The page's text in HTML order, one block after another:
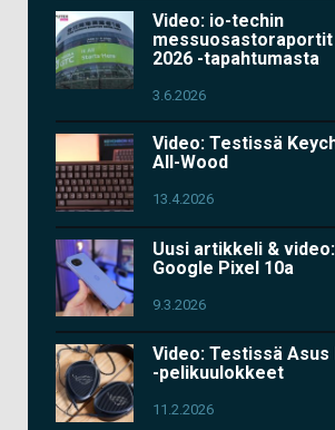
Video: io-techin
messuosastoraportit
2026 -tapahtumasta
3.6.2026
Video: Testissä
All-Wood
13.4.2026
Uusi artikkeli &
Google Pixel 10a
9.3.2026
Video: Testissä Asus
-pelikuulokkeet
11.2.2026